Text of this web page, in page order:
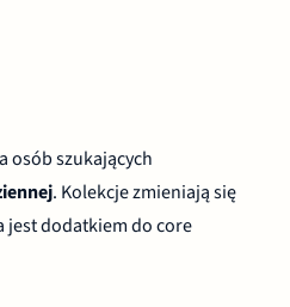
osób szukających
. Kolekcje zmieniają się
jest dodatkiem do core